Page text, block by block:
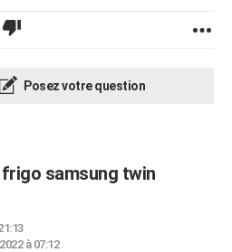
Posez votre question
samsung twin
à 07:12